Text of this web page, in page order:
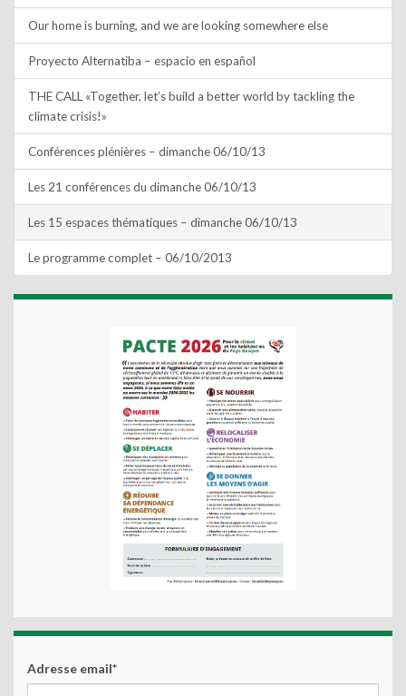
Our home is burning, and we are looking somewhere else
Proyecto Alternatiba – espacio en español
THE CALL «Together, let’s build a better world by tackling the
climate crisis!»
Conférences plénières – dimanche 06/10/13
Les 21 conférences du dimanche 06/10/13
Les 15 espaces thématiques – dimanche 06/10/13
Le programme complet – 06/10/2013
Adresse email*